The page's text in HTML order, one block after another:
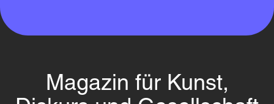
Magazin für Kunst,